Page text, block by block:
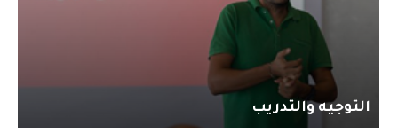
التوجيه والتدريب